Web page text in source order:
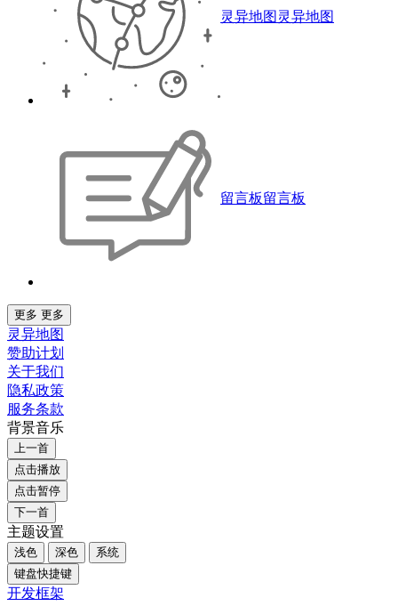
灵异地图 灵异地图
留言板留言板
更多 更多
灵异地图
赞助计划
关于我们
隐私政策
服务条款
背景音乐
上一首
点击播放
点击暂停
下一首
主题设置
浅色 深色
系统
键盘快捷键
开发框架